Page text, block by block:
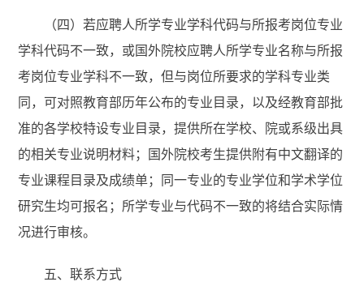
（四）若应聘人所学专业学科代码与所报考岗位专业
学科代码不一致，或国外院校应聘人所学专业名称与所报
考岗位专业学科不一致，但与岗位所要求的学科专业类
同，可对照教育部历年公布的专业目录，以及经教育部批
准的各学校特设专业目录，提供所在学校、院或系级出具
的相关专业说明材料；国外院校考生提供附有中文翻译的
专业课程目录及成绩单；同一专业的专业学位和学术学位
研究生均可报名；所学专业与代码不一致的将结合实际情
况进行审核。
五、联系方式